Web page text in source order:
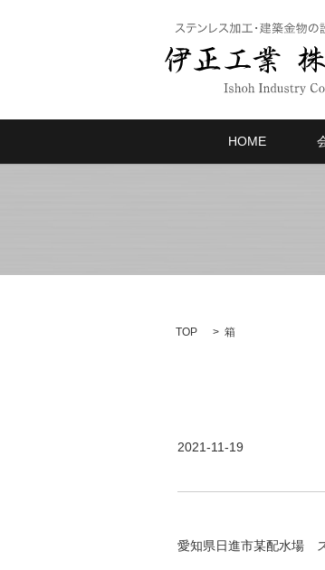
HOME
TOP 箱
2021-11-19
愛知県日進市某配水場